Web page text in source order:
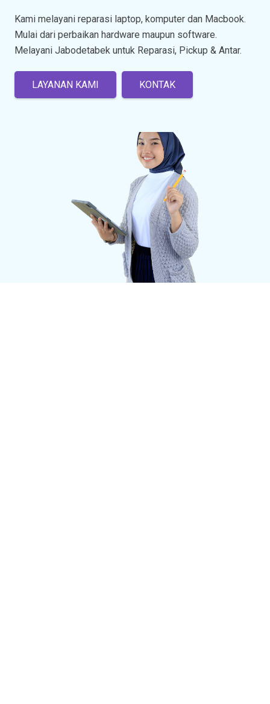
Kami melayani reparasi laptop, komputer dan Macbook.
Mulai dari perbaikan hardware maupun software.
Melayani Jabodetabek untuk Reparasi, Pickup & Antar.
LAYANAN KAMI KONTAK